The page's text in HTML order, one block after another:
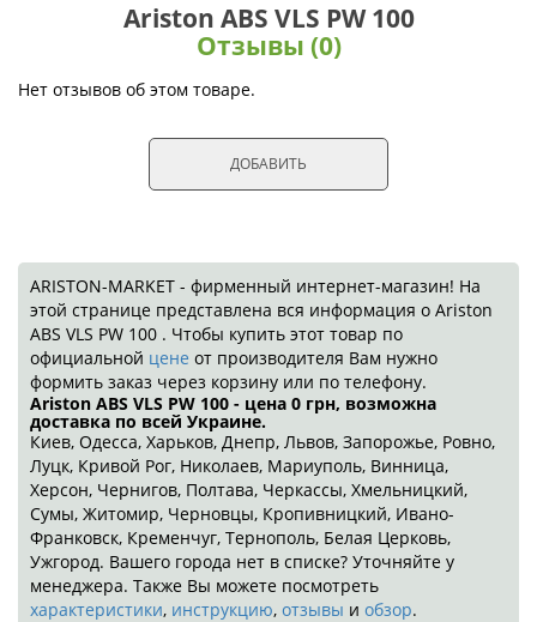
Ariston ABS VLS PW 100
Отзывы (0)
Нет отзывов об этом товаре.
ДОБАВИТЬ
ARISTON-MARKET - фирменный интернет-магазин! На
этой странице представлена вся информация о Ariston
ABS VLS PW 100 . Чтобы купить этот товар по
официальной цене от производителя Вам нужно
формить заказ через корзину или по телефону.
Ariston ABS VLS PW 100 - цена 0 грн, возможна
доставка по всей Украине.
Киев, Одесса, Харьков, Днепр, Львов, Запорожье, Ровно,
Луцк, Кривой Рог, Николаев, Мариуполь, Винница,
Херсон, Чернигов, Полтава, Черкассы, Хмельницкий,
Сумы, Житомир, Черновцы, Кропивницкий, Ивано-
Франковск, Кременчуг, Тернополь, Белая Церковь,
Ужгород. Вашего города нет в списке? Уточняйте у
менеджера. Также Вы можете посмотреть
характеристики, инструкцию, отзывы и обзор.